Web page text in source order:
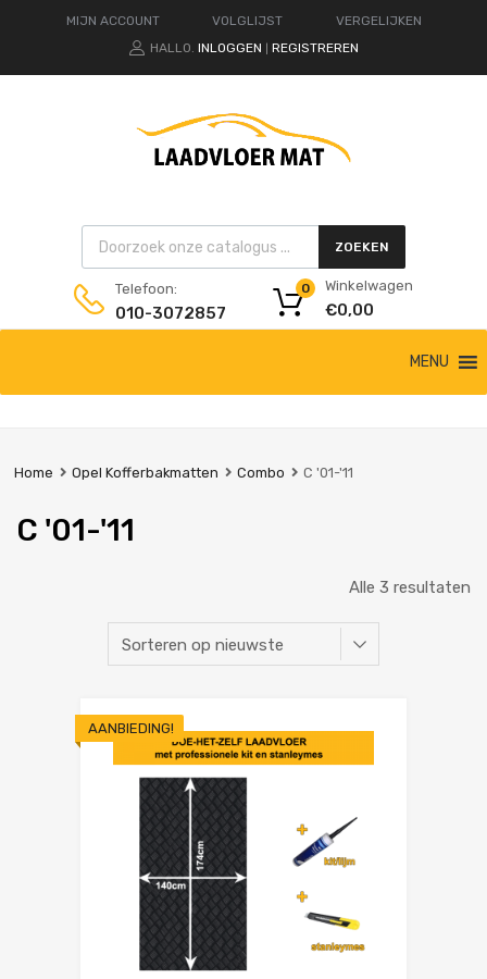
MIJN ACCOUNT VOLGLIJST
VERGELIJKEN
HALLO. INLOGGEN REGISTREREN
Products search ZOEKEN
Telefoon:
010-3072857
Winkelwagen
€0,00
0
de
MENU
Home Opel Kofferbakmatten Combo C '01-'11
C '01-'11
Alle 3 resultaten
AANBIEDING!